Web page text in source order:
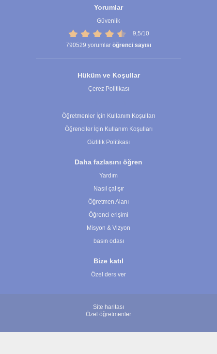
Yorumlar
Güvenlik
9,5/10
790529 yorumlar öğrenci sayısı
Hüküm ve Koşullar
Çerez Politikası
Öğretmenler İçin Kullanım Koşulları
Öğrenciler İçin Kullanım Koşulları
Gizlilik Politikası
Daha fazlasını öğren
Yardım
Nasıl çalışır
Öğretmen Alanı
Öğrenci erişimi
Misyon & Vizyon
basın odası
Bize katıl
Özel ders ver
Site haritası
Özel öğretmenler